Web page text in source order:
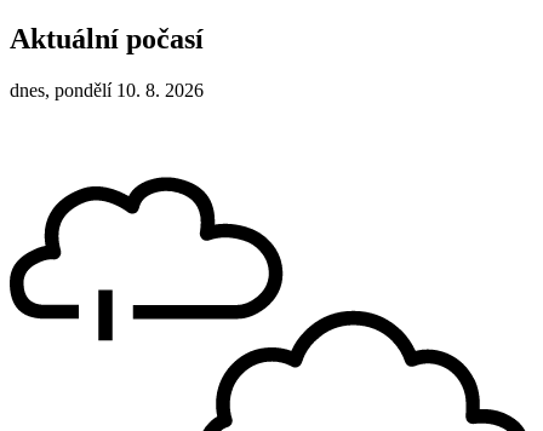
Aktuální počasí
dnes, pondělí 10. 8. 2026